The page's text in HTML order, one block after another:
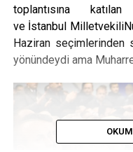
toplantısına
ve İstanbul
Haziran seçimlerinden
yönündeydi ama